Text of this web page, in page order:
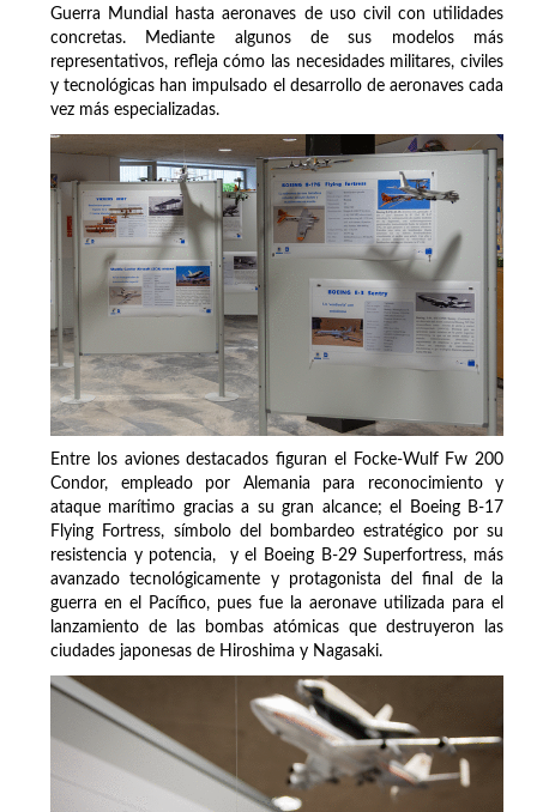
Guerra Mundial hasta aeronaves de uso civil con utilidades
concretas. Mediante algunos de sus modelos más
representativos, refleja cómo las necesidades militares, civiles
y tecnológicas han impulsado el desarrollo de aeronaves cada
vez más especializadas.
Entre los aviones destacados figuran el Focke-Wulf Fw 200
Condor, empleado por Alemania para reconocimiento y
ataque marítimo gracias a su gran alcance; el Boeing B-17
Flying Fortress, símbolo del bombardeo estratégico por su
resistencia y potencia, y el Boeing B-29 Superfortress, más
avanzado tecnológicamente y protagonista del final de la
guerra en el Pacífico, pues fue la aeronave utilizada para el
lanzamiento de las bombas atómicas que destruyeron las
ciudades japonesas de Hiroshima y Nagasaki.